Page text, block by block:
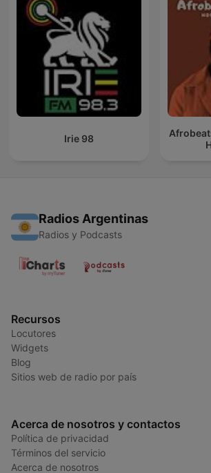
Irie 98
Radios Argentinas
Radios y Podcasts
Recursos
Locutores
Widgets
Blog
Sitios web de radio por país
Acerca de nosotros y contactos
Política de privacidad
Términos del servicio
Acerca de nosotros